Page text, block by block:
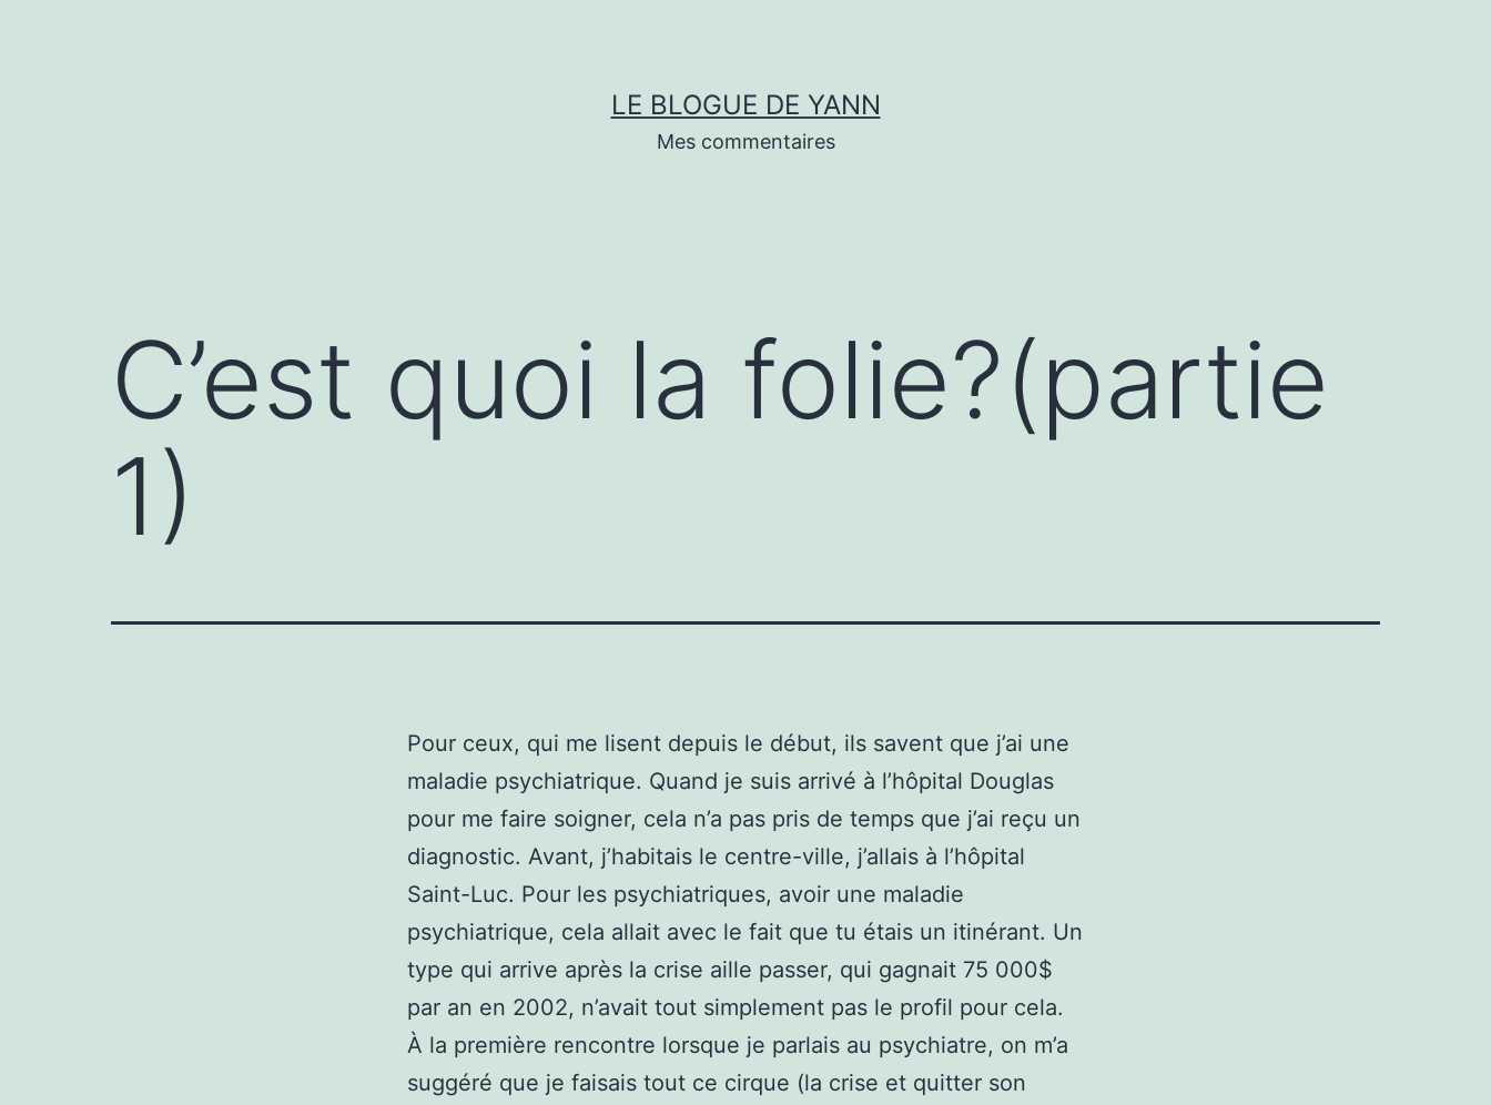
LE BLOGUE DE YANN
Mes commentaires
C’est quoi la folie?(partie
1)
Pour ceux, qui me lisent depuis le début, ils savent que j’ai une
maladie psychiatrique. Quand je suis arrivé à l’hôpital Douglas
pour me faire soigner, cela n’a pas pris de temps que j’ai reçu un
diagnostic. Avant, j’habitais le centre-ville, j’allais à l’hôpital
Saint-Luc. Pour les psychiatriques, avoir une maladie
psychiatrique, cela allait avec le fait que tu étais un itinérant. Un
type qui arrive après la crise aille passer, qui gagnait 75 000$
par an en 2002, n’avait tout simplement pas le profil pour cela.
À la première rencontre lorsque je parlais au psychiatre, on m’a
suggéré que je faisais tout ce cirque (la crise et quitter son